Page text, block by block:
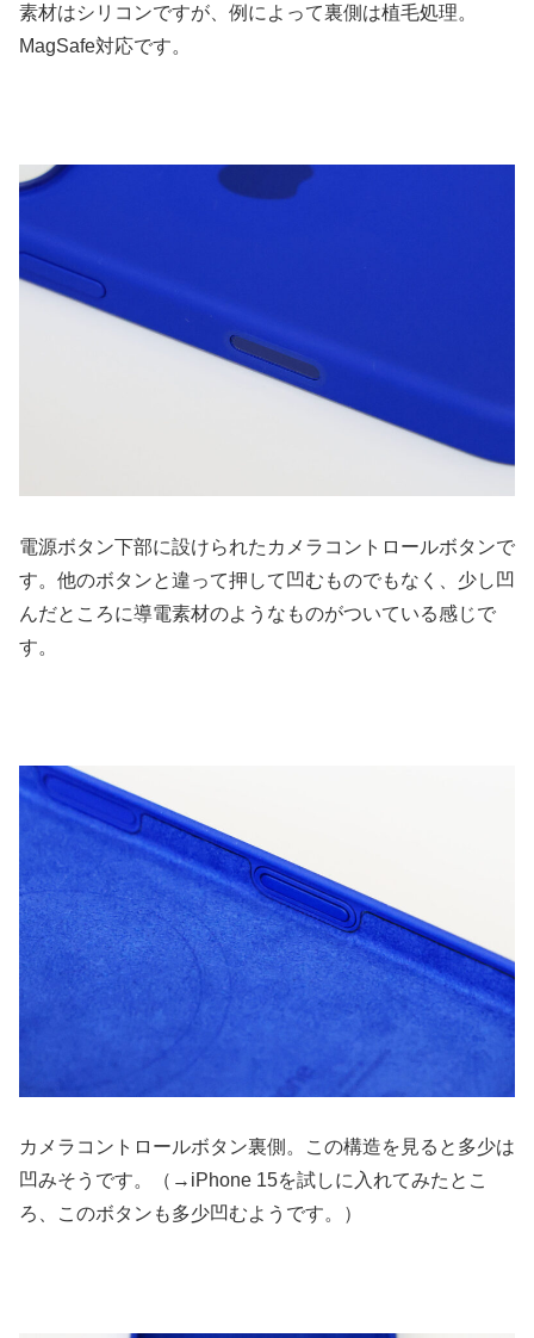
素材はシリコンですが、例によって裏側は植毛処理。
MagSafe対応です。
電源ボタン下部に設けられたカメラコントロールボタンで
す。他のボタンと違って押して凹むものでもなく、少し凹
んだところに導電素材のようなものがついている感じで
す。
カメラコントロールボタン裏側。この構造を見ると多少は
凹みそうです。（→iPhone 15を試しに入れてみたとこ
ろ、このボタンも多少凹むようです。）